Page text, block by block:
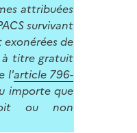
attribuées
survivant
de
titre gratuit
l'article 796-
importe que
ou non